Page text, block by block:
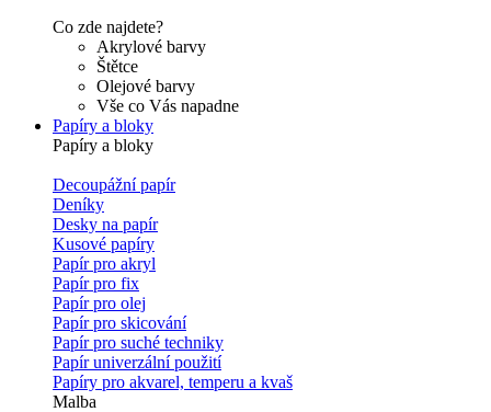
Co zde najdete?
Akrylové barvy
Štětce
Olejové barvy
Vše co Vás napadne
Papíry a bloky
Papíry a bloky
Decoupážní papír
Deníky
Desky na papír
Kusové papíry
Papír pro akryl
Papír pro fix
Papír pro olej
Papír pro skicování
Papír pro suché techniky
Papír univerzální použití
Papíry pro akvarel, temperu a kvaš
Malba